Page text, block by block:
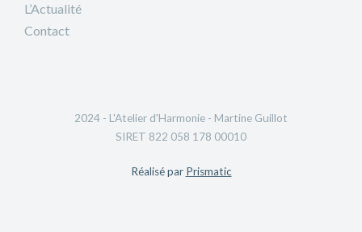
L’Actualité
Contact
2024 - L'Atelier d'Harmonie - Martine Guillot
SIRET 822 058 178 00010
Réalisé par Prismatic